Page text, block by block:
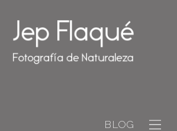
BLOG